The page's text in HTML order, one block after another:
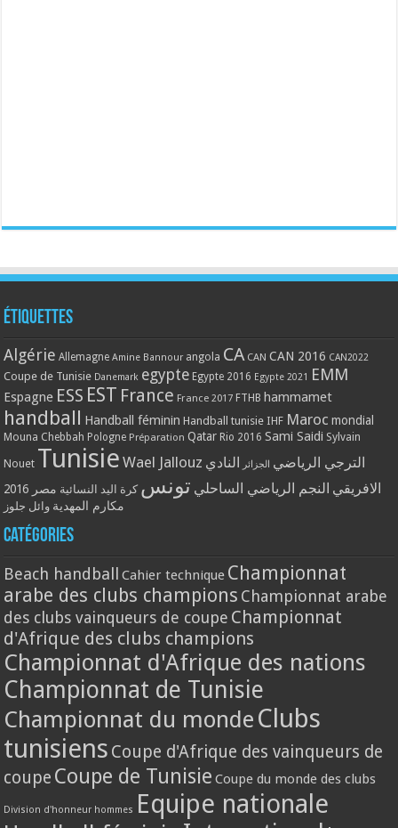
Étiquettes
Algérie Allemagne Amine Bannour angola CA CAN CAN 2016 CAN2022
Coupe de Tunisie Danemark egypte Egypte 2016 Egypte 2021 EMM
Espagne ESS EST France France 2017 FTHB hammamet
handball Handball féminin Handball tunisie IHF Maroc mondial
Mouna Chebbah Pologne Préparation Qatar Rio 2016 Sami Saidi Sylvain
Nouet Tunisie Wael Jallouz الترجي الرياضي الجزائر النادي
الافريقي النجم الرياضي الساحلي تونس كرة اليد النسائية مصر 2016
مكارم المهدية وائل جلوز
Catégories
Beach handball Cahier technique Championnat
arabe des clubs champions Championnat arabe
des clubs vainqueurs de coupe Championnat
d'Afrique des clubs champions
Championnat d'Afrique des nations
Championnat de Tunisie
Championnat du monde Clubs
tunisiens Coupe d'Afrique des vainqueurs de
coupe Coupe de Tunisie Coupe du monde des clubs
Division d'honneur hommes Equipe nationale